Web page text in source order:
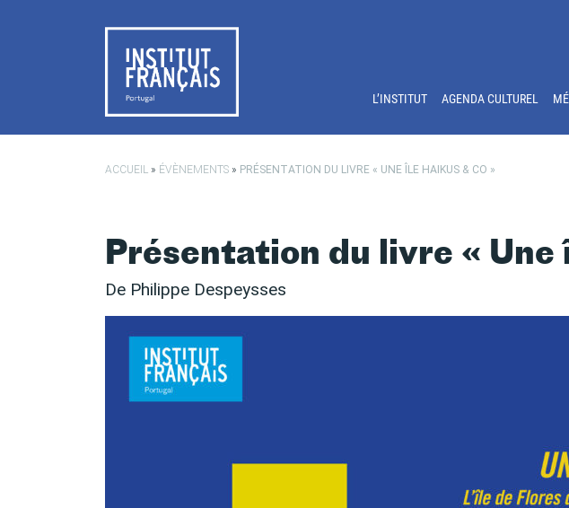
L’INSTITUT AGENDA CULTUREL
ACCUEIL » ÉVÈNEMENTS » PRÉSENTATION DU LIVRE « UNE ÎLE HAIKUS & CO »
Présentation du livre « Une
De Philippe Despeysses